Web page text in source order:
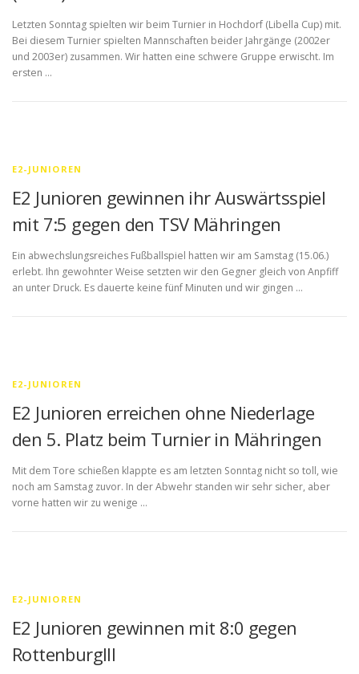
Letzten Sonntag spielten wir beim Turnier in Hochdorf (Libella Cup) mit.
Bei diesem Turnier spielten Mannschaften beider Jahrgänge (2002er
und 2003er) zusammen. Wir hatten eine schwere Gruppe erwischt. Im
ersten …
E2-JUNIOREN
E2 Junioren gewinnen ihr Auswärtsspiel
mit 7:5 gegen den TSV Mähringen
Ein abwechslungsreiches Fußballspiel hatten wir am Samstag (15.06.)
erlebt. Ihn gewohnter Weise setzten wir den Gegner gleich von Anpfiff
an unter Druck. Es dauerte keine fünf Minuten und wir gingen …
E2-JUNIOREN
E2 Junioren erreichen ohne Niederlage
den 5. Platz beim Turnier in Mähringen
Mit dem Tore schießen klappte es am letzten Sonntag nicht so toll, wie
noch am Samstag zuvor. In der Abwehr standen wir sehr sicher, aber
vorne hatten wir zu wenige …
E2-JUNIOREN
E2 Junioren gewinnen mit 8:0 gegen
RottenburgIII